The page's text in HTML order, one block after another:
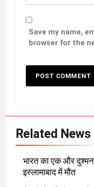
Save my name,
browser for the
Related News
भारत का एक और
इस्लामाबाद में मौत